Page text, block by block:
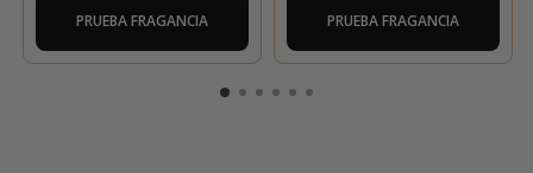
PRUEBA FRAGANCIA PRUEBA FRAGANCIA